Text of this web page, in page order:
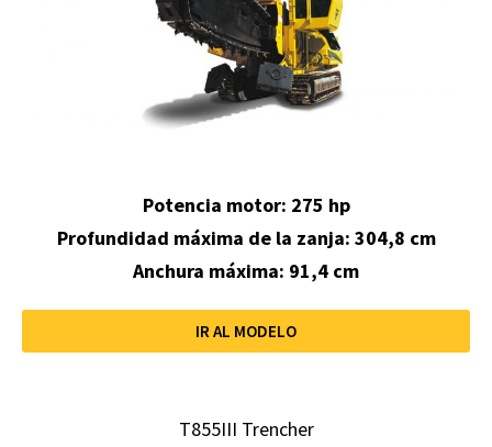
Potencia motor: 275 hp
Profundidad máxima de la zanja: 304,8 cm
Anchura máxima: 91,4 cm
IR AL MODELO
T855III Trencher